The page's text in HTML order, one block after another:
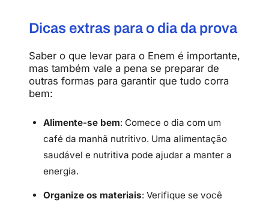
Dicas extras para o dia da prova
Saber o que levar para o Enem é importante,
mas também vale a pena se preparar de
outras formas para garantir que tudo corra
bem:
Alimente-se bem: Comece o dia com um
café da manhã nutritivo. Uma alimentação
saudável e nutritiva pode ajudar a manter a
energia.
Organize os materiais: Verifique se você